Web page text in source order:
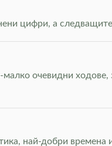
цифри, а
малко очевидни ходове,
най-добри времена